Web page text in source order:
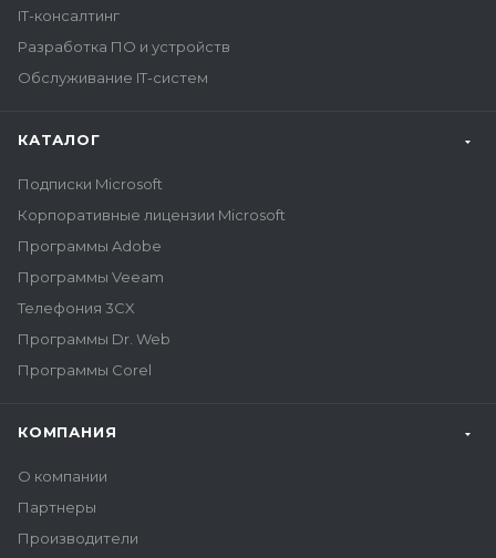
IT-консалтинг
Разработка ПО и устройств
Обслуживание IT-систем
КАТАЛОГ
Подписки Microsoft
Корпоративные лицензии Microsoft
Программы Adobe
Программы Veeam
Телефония 3CX
Программы Dr. Web
Программы Corel
КОМПАНИЯ
О компании
Партнеры
Производители